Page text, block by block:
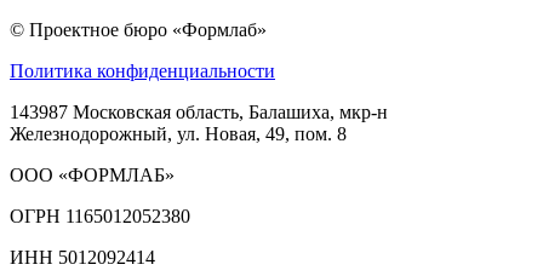
© Проектное бюро «Формлаб»
Политика конфиденциальности
143987 Московская область, Балашиха, мкр-н
Железнодорожный, ул. Новая, 49, пом. 8
ООО «ФОРМЛАБ»
ОГРН 1165012052380
ИНН 5012092414